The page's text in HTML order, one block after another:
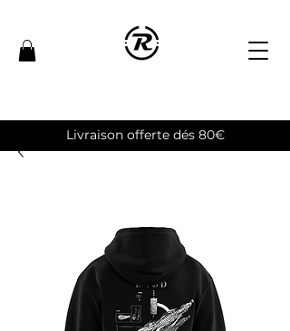
Livraison offerte dés 80€